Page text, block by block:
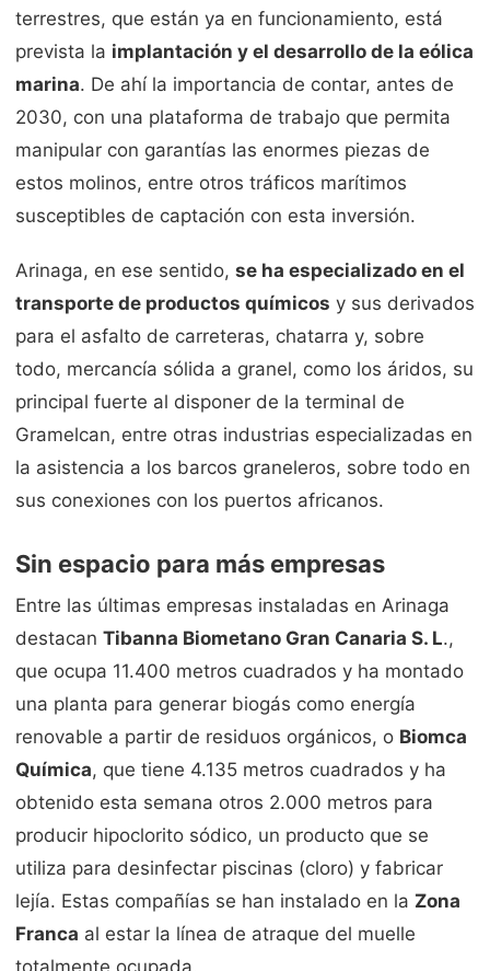
terrestres, que están ya en funcionamiento, está
prevista la implantación y el desarrollo de la eólica
marina. De ahí la importancia de contar, antes de
2030, con una plataforma de trabajo que permita
manipular con garantías las enormes piezas de
estos molinos, entre otros tráficos marítimos
susceptibles de captación con esta inversión.
Arinaga, en ese sentido, se ha especializado en el
transporte de productos químicos y sus derivados
para el asfalto de carreteras, chatarra y, sobre
todo, mercancía sólida a granel, como los áridos, su
principal fuerte al disponer de la terminal de
Gramelcan, entre otras industrias especializadas en
la asistencia a los barcos graneleros, sobre todo en
sus conexiones con los puertos africanos.
Sin espacio para más empresas
Entre las últimas empresas instaladas en Arinaga
destacan Tibanna Biometano Gran Canaria S. L.,
que ocupa 11.400 metros cuadrados y ha montado
una planta para generar biogás como energía
renovable a partir de residuos orgánicos, o Biomca
Química, que tiene 4.135 metros cuadrados y ha
obtenido esta semana otros 2.000 metros para
producir hipoclorito sódico, un producto que se
utiliza para desinfectar piscinas (cloro) y fabricar
lejía. Estas compañías se han instalado en la Zona
Franca al estar la línea de atraque del muelle
totalmente ocupada.